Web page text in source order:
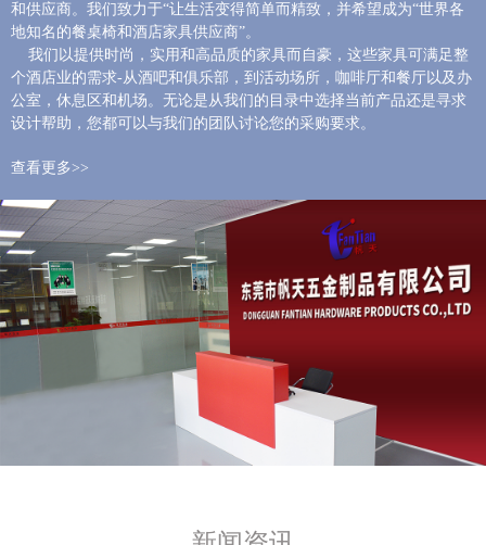
和供应商。我们致力于“让生活变得简单而精致，并希望成为“世界各
地知名的餐桌椅和酒店家具供应商”。
我们以提供时尚，实用和高品质的家具而自豪，这些家具可满足整
个酒店业的需求-从酒吧和俱乐部，到活动场所，咖啡厅和餐厅以及办
公室，休息区和机场。无论是从我们的目录中选择当前产品还是寻求
设计帮助，您都可以与我们的团队讨论您的采购要求。
查看更多>>